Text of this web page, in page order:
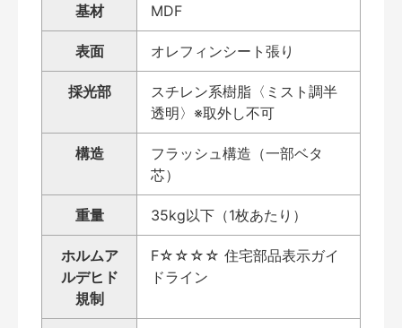
基材 MDF
表面 オレフィンシート張り
採光部
スチレン系樹脂〈ミスト調半
透明〉※取外し不可
構造
フラッシュ構造（一部ベタ
芯）
重量 35kg以下（1枚あたり）
ホルムア
ルデヒド
規制
F☆☆☆☆ 住宅部品表示ガイ
ドライン